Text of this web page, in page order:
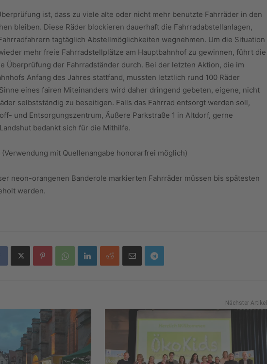
ist, dass zu viele alte oder nicht mehr benutzte Fahrräder in den
bleiben. Diese Räder blockieren dauerhaft die Fahrradabstellanlagen,
tagtäglich Abstellmöglichkeiten wegnehmen. Um die Situation
mehr freie Fahrradstellplätze am Hauptbahnhof zu gewinnen, führt die
Überprüfung der Fahrradständer durch. Bei der letzten Aktion, die im
Anfang des Jahres stattfand, mussten letztlich rund 100 Räder
eines fairen Miteinanders wird daher dringend gebeten, eigene, nicht
selbstständig zu beseitigen. Falls das Fahrrad entsorgt werden soll,
und Entsorgungszentrum, Äußere Parkstraße 1 in Altdorf, gerne
bedankt sich für die Mithilfe.
(Verwendung mit Quellenangabe honorarfrei möglich)
neon-orangenen Banderole markierten Fahrräder müssen bis spätesten
werden.
Nächster Artikel